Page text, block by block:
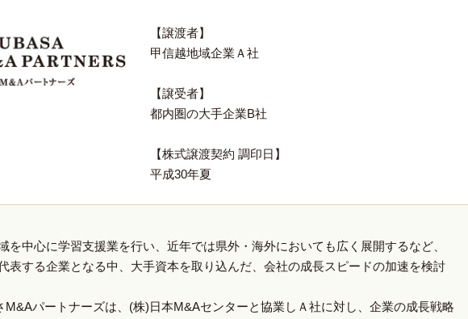
【譲渡者】
甲信越地域企業Ａ社
【譲受者】
都内圏の大手企業B社
【株式譲渡契約 調印日】
平成30年夏
を中心に学習支援業を行い、近年では県外・海外においても広く展開するなど、
表する企業となる中、大手資本を取り込んだ、会社の成長スピードの加速を検討
M&Aパートナーズは、(株)日本M&Aセンターと協業しＡ社に対し、企業の成長戦略